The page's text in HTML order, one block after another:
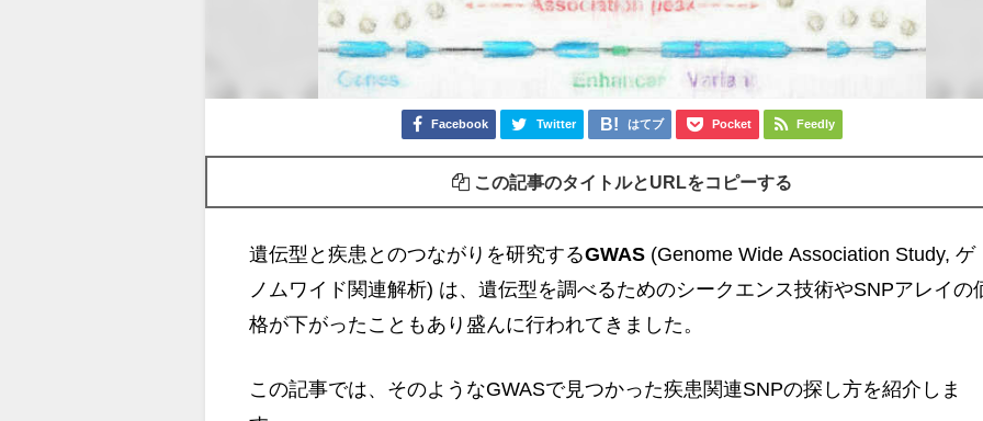
Facebook Twitter はてブ Pocket Feedly
この記事のタイトルとURLをコピーする
遺伝型と疾患とのつながりを研究するGWAS (Genome Wide Association Study, ゲ
ノムワイド関連解析) は、遺伝型を調べるためのシークエンス技術やSNPアレイの
格が下がったこともあり盛んに行われてきました。
この記事では、そのようなGWASで見つかった疾患関連SNPの探し方を紹介しま